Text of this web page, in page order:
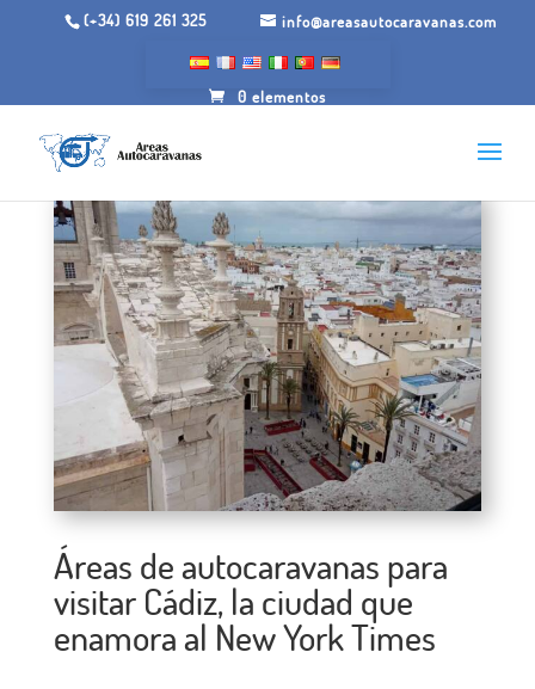
(+34) 619 261 325 info@areasautocaravanas.com
0 elementos
Áreas de autocaravanas para
visitar Cádiz, la ciudad que
enamora al New York Times